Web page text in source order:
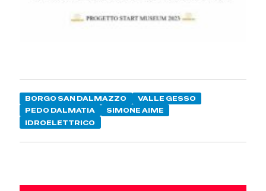
BORGO SAN DALMAZZO
VALLE GESSO
PEDO DALMATIA
SIMONE AIME
IDROELETTRICO